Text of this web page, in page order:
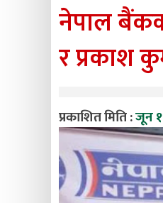
नेपाल
र प्रकाश
प्रकाशित मिति :जून